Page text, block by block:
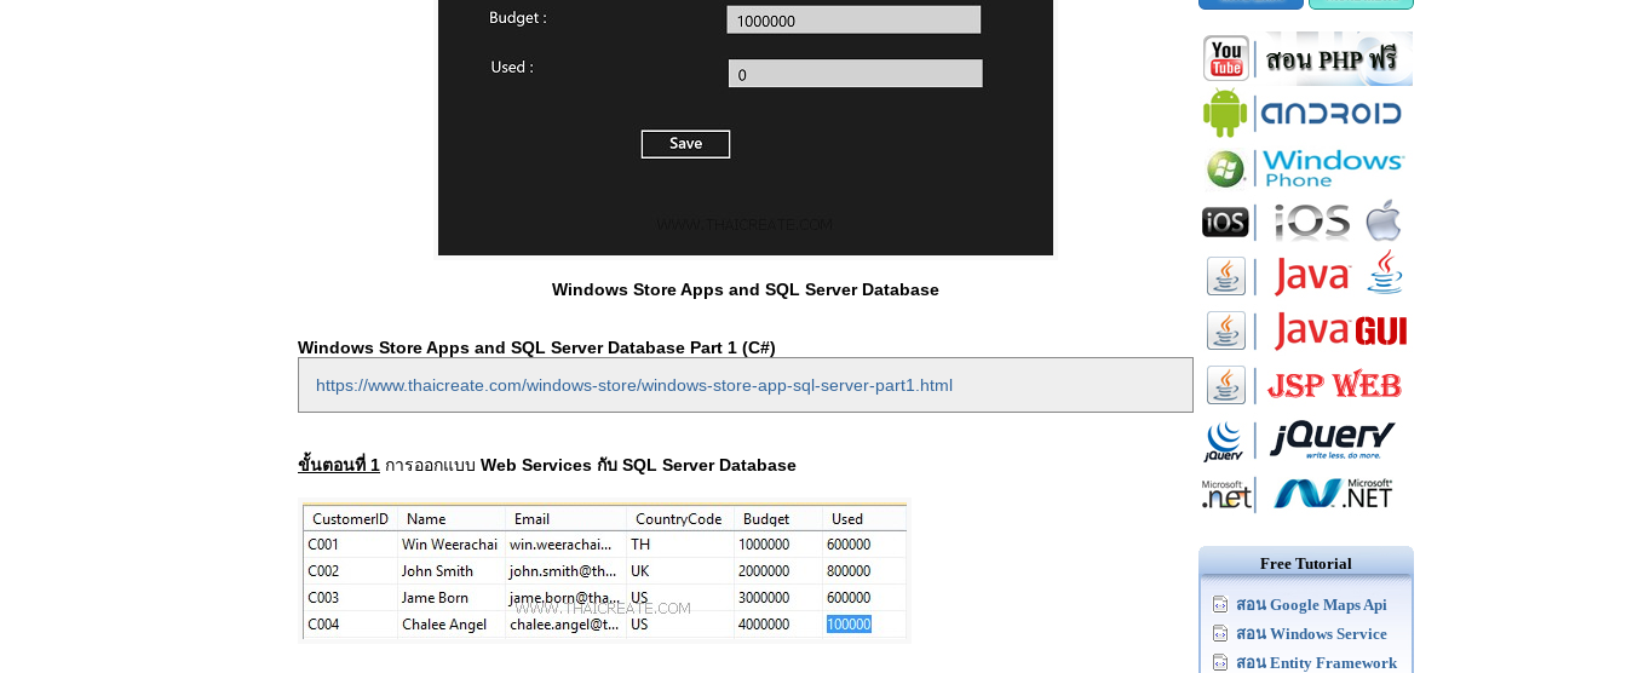
Windows Store Apps and SQL Server Database
Windows Store Apps and SQL Server Database Part 1 (C#)
https://www.thaicreate.com/windows-store/windows-store-app-sql-server-part1.html
ขั้นตอนที่ 1 การออกแบบ Web Services กับ SQL Server Database
Free Tutorial
สอน Google Maps Api
สอน Windows Service
สอน Entity Framework